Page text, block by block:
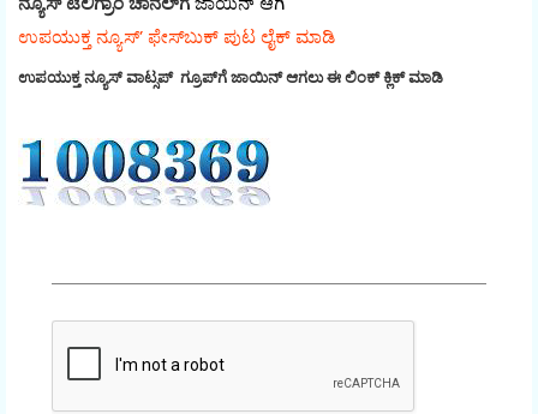
ಉಪಯುಕ್ತ ನ್ಯೂಸ್‌’ ಫೇಸ್‌ಬುಕ್ ಪುಟ ಲೈಕ್ ಮಾಡಿ
ಉಪಯುಕ್ತ ನ್ಯೂಸ್‌ ವಾಟ್ಸಪ್‌ ಗ್ರೂಪ್‌ಗೆ ಜಾಯಿನ್ ಆಗಲು ಈ ಲಿಂಕ್ ಕ್ಲಿಕ್ ಮಾಡಿ